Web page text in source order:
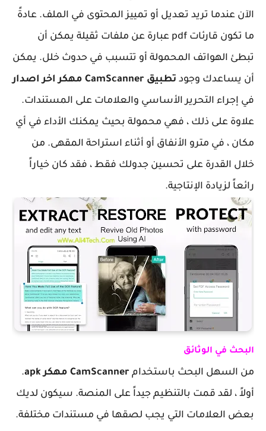
الآن عندما تريد تعديل أو تمييز المحتوى في الملف. عادةً
ما تكون قارئات pdf عبارة عن ملفات ثقيلة يمكن أن
تبطئ الهواتف المحمولة أو تتسبب في حدوث خلل. يمكن
أن يساعدك وجود تطبيق CamScanner مهكر اخر اصدار
في إجراء التحرير الأساسي والعلامات على المستندات.
علاوة على ذلك ، فهي محمولة بحيث يمكنك الأداء في أي
مكان ، في مترو الأنفاق أو أثناء استراحة المقهى. من
خلال القدرة على تحسين جدولك فقط ، فقد كان خياراً
رائعاً لزيادة الإنتاجية.
البحث في الوثائق
من السهل البحث باستخدام CamScanner مهكر apk
.
أولاً ، لقد قمت بالتنظيم جيداً على المنصة. سيكون لديك
بعض العلامات التي يجب لصقها في مستندات مختلفة.